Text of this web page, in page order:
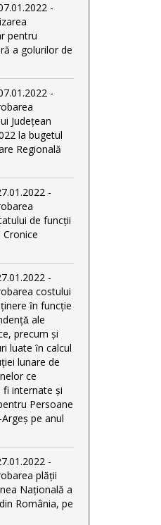
-
pentru
a golurilor de
-
Județean
la bugetul
Regională
-
de funcții
-
costului
ȋn funcție
ale
precum și
luate ȋn calcul
lunare de
ce
internate și
Persoane
pe anul
-
plății
Națională a
România, pe